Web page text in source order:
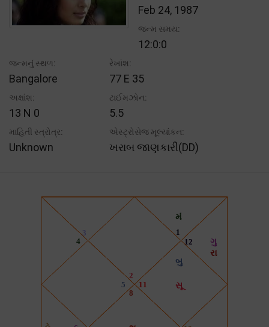
Feb 24, 1987
જન્મ સમય:
12:0:0
જન્મનું સ્થળ:
Bangalore
રેખાંશ:
77 E 35
અક્ષાંશ:
13 N 0
ટાઈમઝોન:
5.5
માહિતી સ્ત્રોત્ર:
Unknown
એસ્ટ્રોસેજ મૂલ્યાંકન:
ખરાબ જાણકારી(DD)